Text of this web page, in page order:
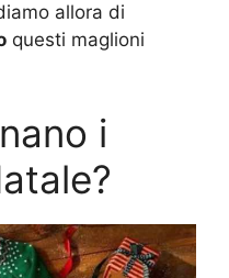
allora di
questi maglioni
i